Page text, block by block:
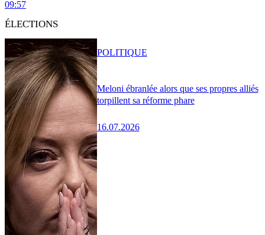
09:57
ÉLECTIONS
Meloni ébranlée alors que ses propres alliés
torpillent sa réforme phare
16.07.2026
POLITIQUE